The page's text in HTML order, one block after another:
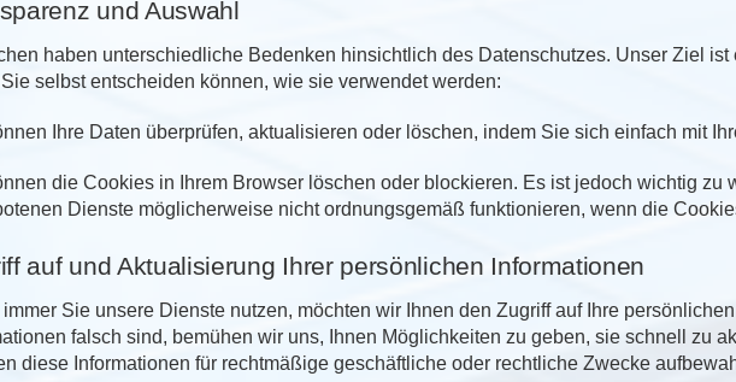
und Auswahl
haben unterschiedliche Bedenken hinsichtlich des Datenschutzes. Unser Ziel
selbst entscheiden können, wie sie verwendet werden:
Ihre Daten überprüfen, aktualisieren oder löschen, indem Sie sich einfach mit
die Cookies in Ihrem Browser löschen oder blockieren. Es ist jedoch wichtig zu
Dienste möglicherweise nicht ordnungsgemäß funktionieren, wenn die
auf und Aktualisierung Ihrer persönlichen Informationen
immer Sie unsere Dienste nutzen, möchten wir Ihnen den Zugriff auf Ihre
falsch sind, bemühen wir uns, Ihnen Möglichkeiten zu geben, sie schnell zu
diese Informationen für rechtmäßige geschäftliche oder rechtliche Zwecke